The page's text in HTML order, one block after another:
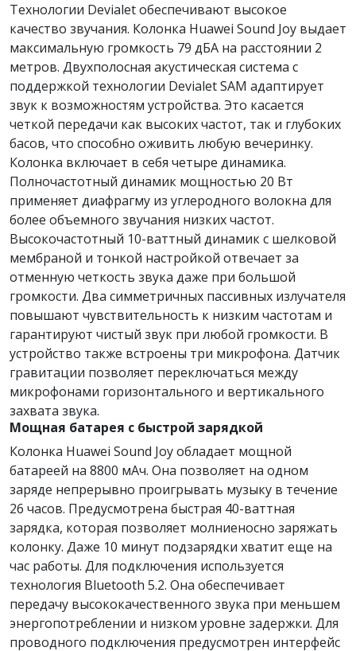
Технологии Devialet обеспечивают высокое
качество звучания. Колонка Huawei Sound Joy выдает
максимальную громкость 79 дБА на расстоянии 2
метров. Двухполосная акустическая система с
поддержкой технологии Devialet SAM адаптирует
звук к возможностям устройства. Это касается
четкой передачи как высоких частот, так и глубоких
басов, что способно оживить любую вечеринку.
Колонка включает в себя четыре динамика.
Полночастотный динамик мощностью 20 Вт
применяет диафрагму из углеродного волокна для
более объемного звучания низких частот.
Высокочастотный 10-ваттный динамик с шелковой
мембраной и тонкой настройкой отвечает за
отменную четкость звука даже при большой
громкости. Два симметричных пассивных излучателя
повышают чувствительность к низким частотам и
гарантируют чистый звук при любой громкости. В
устройство также встроены три микрофона. Датчик
гравитации позволяет переключаться между
микрофонами горизонтального и вертикального
захвата звука.
Мощная батарея с быстрой зарядкой
Колонка Huawei Sound Joy обладает мощной
батареей на 8800 мАч. Она позволяет на одном
заряде непрерывно проигрывать музыку в течение
26 часов. Предусмотрена быстрая 40-ваттная
зарядка, которая позволяет молниеносно заряжать
колонку. Даже 10 минут подзарядки хватит еще на
час работы. Для подключения используется
технология Bluetooth 5.2. Она обеспечивает
передачу высококачественного звука при меньшем
энергопотреблении и низком уровне задержки. Для
проводного подключения предусмотрен интерфейс